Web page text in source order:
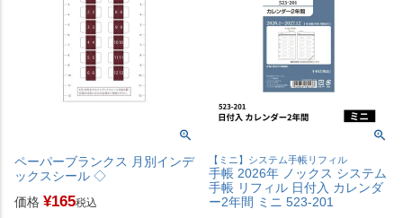
ペーパーブランクス 月別インデ
ックスシール ◇
価格 ¥165税込
【ミニ】システム手帳リフィル
手帳 2026年 ノックス システム
手帳 リフィル 日付入 カレンダ
ー2年間 ミニ 523-201